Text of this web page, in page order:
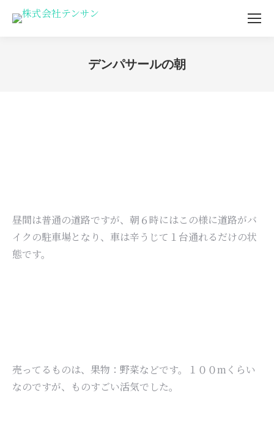
デンパサールの朝
昼間は普通の道路ですが、朝６時にはこの様に道路がバ
イクの駐車場となり、車は辛うじて１台通れるだけの状
態です。
売ってるものは、果物：野菜などです。１００mくらい
なのですが、ものすごい活気でした。